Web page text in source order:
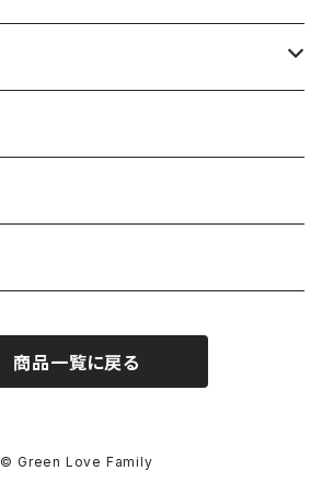
商品一覧に戻る
© Green Love Family